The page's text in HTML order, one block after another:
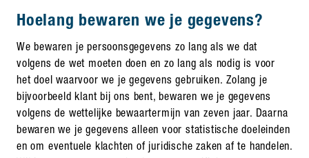
Hoelang bewaren we je gegevens?
We bewaren je persoonsgegevens zo lang als we dat
volgens de wet moeten doen en zo lang als nodig is voor
het doel waarvoor we je gegevens gebruiken. Zolang je
bijvoorbeeld klant bij ons bent, bewaren we je gegevens
volgens de wettelijke bewaartermijn van zeven jaar. Daarna
bewaren we je gegevens alleen voor statistische doeleinden
en om eventuele klachten of juridische zaken af te handelen.